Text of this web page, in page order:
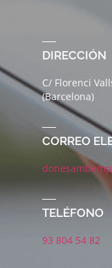
DIRECCIÓN
C/ Florenci
(Barcelona)
CORREO
TELÉFONO
93 804 54 82